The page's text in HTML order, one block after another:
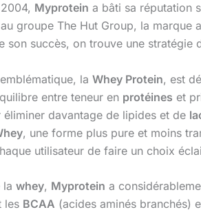
Myprotein a bâti sa réputation
groupe The Hut Group, la
son succès, on trouve une stratégie
la Whey Protein, est
entre teneur en protéines et
davantage de lipides et de
, une forme plus pure et moins
utilisateur de faire un choix
la whey, Myprotein a
les BCAA (acides aminés branchés)